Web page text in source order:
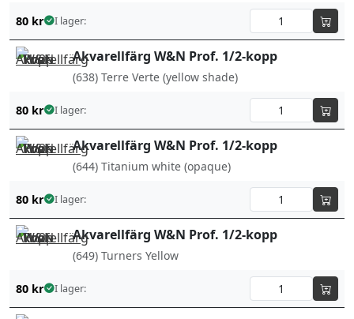
80 kr I lager:
Akvarellfärg W&N Prof. 1/2-kopp
(638) Terre Verte (yellow shade)
80 kr I lager:
Akvarellfärg W&N Prof. 1/2-kopp
(644) Titanium white (opaque)
80 kr I lager:
Akvarellfärg W&N Prof. 1/2-kopp
(649) Turners Yellow
80 kr I lager: